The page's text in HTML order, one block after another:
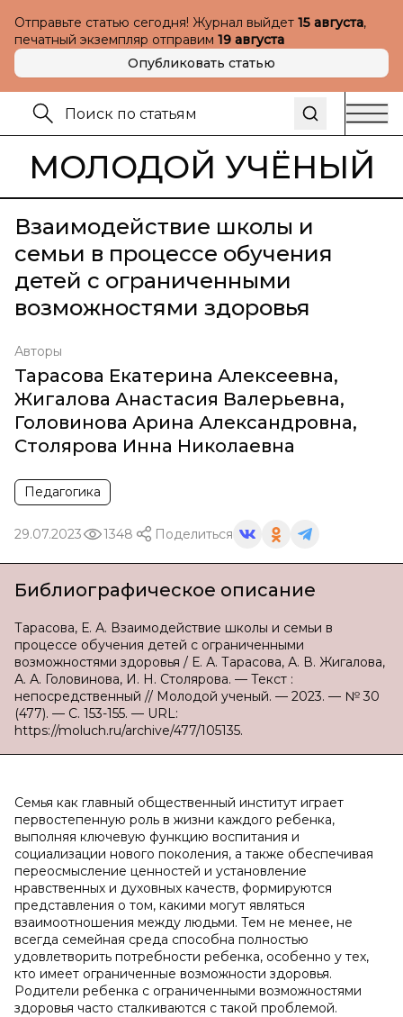
Отправьте статью сегодня! Журнал выйдет 15 августа,
печатный экземпляр отправим 19 августа
Опубликовать статью
МОЛОДОЙ УЧЁНЫЙ
Взаимодействие школы и
семьи в процессе обучения
детей с ограниченными
возможностями здоровья
Авторы
Тарасова Екатерина Алексеевна,
Жигалова Анастасия Валерьевна,
Головинова Арина Александровна,
Столярова Инна Николаевна
Педагогика
29.07.2023 1348 Поделиться
Библиографическое описание
Тарасова, Е. А. Взаимодействие школы и семьи в
процессе обучения детей с ограниченными
возможностями здоровья / Е. А. Тарасова, А. В. Жигалова,
А. А. Головинова, И. Н. Столярова. — Текст :
непосредственный // Молодой ученый. — 2023. — № 30
(477). — С. 153-155. — URL:
https://moluch.ru/archive/477/105135.
Семья как главный общественный институт играет
первостепенную роль в жизни каждого ребенка,
выполняя ключевую функцию воспитания и
социализации нового поколения, а также обеспечивая
переосмысление ценностей и установление
нравственных и духовных качеств, формируются
представления о том, какими могут являться
взаимоотношения между людьми. Тем не менее, не
всегда семейная среда способна полностью
удовлетворить потребности ребенка, особенно у тех,
кто имеет ограниченные возможности здоровья.
Родители ребенка с ограниченными возможностями
здоровья часто сталкиваются с такой проблемой.